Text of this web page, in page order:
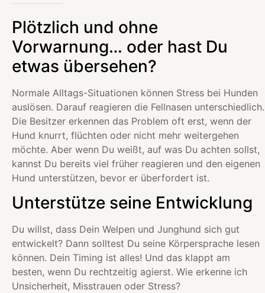
Plötzlich und ohne
Vorwarnung… oder hast Du
etwas übersehen?
Normale Alltags-Situationen können Stress bei Hunden
auslösen. Darauf reagieren die Fellnasen unterschiedlich.
Die Besitzer erkennen das Problem oft erst, wenn der
Hund knurrt, flüchten oder nicht mehr weitergehen
möchte. Aber wenn Du weißt, auf was Du achten sollst,
kannst Du bereits viel früher reagieren und den eigenen
Hund unterstützen, bevor er überfordert ist.
Unterstütze seine Entwicklung
Du willst, dass Dein Welpen und Junghund sich gut
entwickelt? Dann solltest Du seine Körpersprache lesen
können. Dein Timing ist alles! Und das klappt am
besten, wenn Du rechtzeitig agierst. Wie erkenne ich
Unsicherheit, Misstrauen oder Stress?